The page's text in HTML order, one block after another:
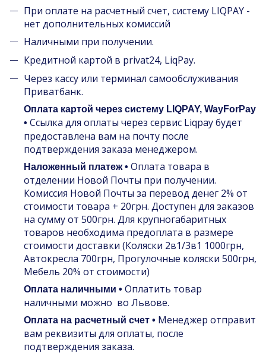
При оплате на расчетный счет, систему LIQPAY -
нет дополнительных комиссий
Наличными при получении.
Кредитной картой в privat24, LiqPay.
Через кассу или терминал самообслуживания
Приватбанк.
Оплата картой через систему LIQPAY, WayForPay
• Ссылка для оплаты через сервис Liqpay будет
предоставлена вам на почту после
подтверждения заказа менеджером.
Наложенный платеж • Оплата товара в
отделении Новой Почты при получении.
Комиссия Новой Почты за перевод денег 2% от
стоимости товара + 20грн. Доступен для заказов
на сумму от 500грн. Для крупногабаритных
товаров необходима предоплата в размере
стоимости доставки (Коляски 2в1/3в1 1000грн,
Автокресла 700грн, Прогулочные коляски 500грн,
Мебель 20% от стоимости)
Оплата наличными • Оплатить товар
наличными можно во Львове.
Оплата на расчетный счет • Менеджер отправит
вам реквизиты для оплаты, после
подтверждения заказа.